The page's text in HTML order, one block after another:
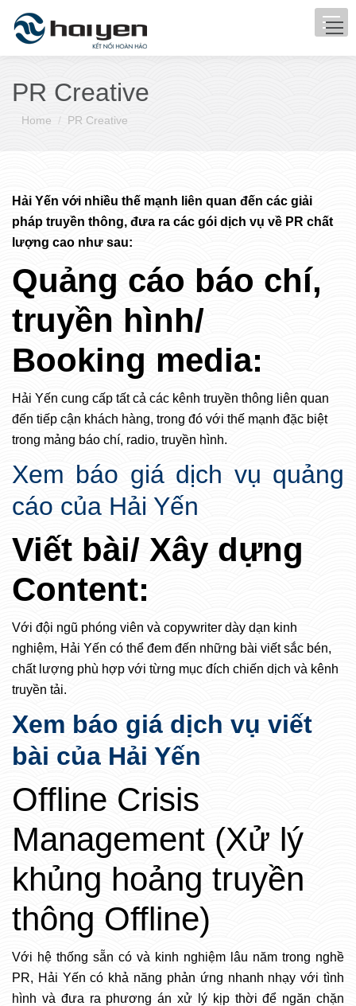
PR Creative
You are here:
Home PR Creative
Hải Yến với nhiều thế mạnh liên quan đến các giải
pháp truyền thông, đưa ra các gói dịch vụ về PR chất
lượng cao như sau:
Quảng cáo báo chí,
truyền hình/
Booking media:
Hải Yến cung cấp tất cả các kênh truyền thông liên quan
đến tiếp cận khách hàng, trong đó với thế mạnh đặc biệt
trong mảng báo chí, radio, truyền hình.
Xem báo giá dịch vụ quảng
cáo của Hải Yến
Viết bài/ Xây dựng
Content:
Với đội ngũ phóng viên và copywriter dày dạn kinh
nghiệm, Hải Yến có thể đem đến những bài viết sắc bén,
chất lượng phù hợp với từng mục đích chiến dịch và kênh
truyền tải.
Xem báo giá dịch vụ viết
bài của Hải Yến
Offline Crisis
Management (Xử lý
khủng hoảng truyền
thông Offline)
Với hệ thống sẵn có và kinh nghiệm lâu năm trong nghề
PR, Hải Yến có khả năng phản ứng nhanh nhạy với tình
hình và đưa ra phương án xử lý kịp thời để ngăn chặn